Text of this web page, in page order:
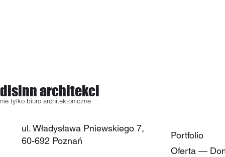
disinn architekci
nie tylko biuro architektoniczne
ul. Władysława Pniewskiego 7,
60-692 Poznań​
Portfolio
Oferta —